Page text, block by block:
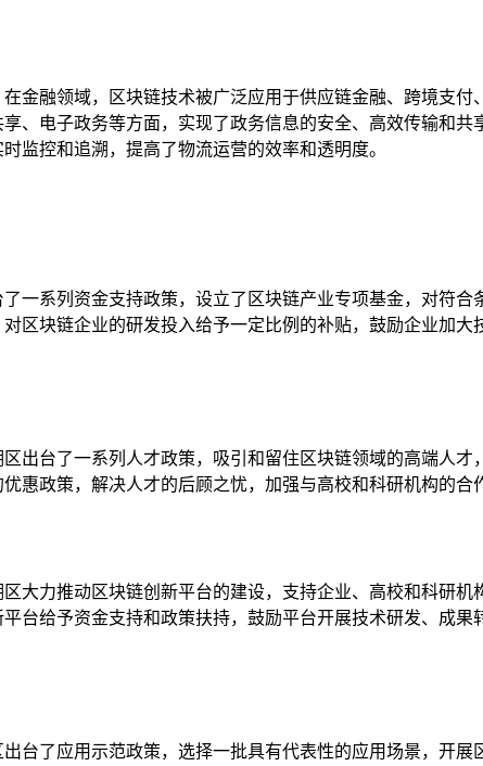
金融领域，区块链技术被广泛应用于供应链金融、跨境支
、电子政务等方面，实现了政务信息的安全、高效传输和
监控和追溯，提高了物流运营的效率和透明度。
一系列资金支持政策，设立了区块链产业专项基金，对符
区块链企业的研发投入给予一定比例的补贴，鼓励企业加
出台了一系列人才政策，吸引和留住区块链领域的高端人
惠政策，解决人才的后顾之忧，加强与高校和科研机构的
大力推动区块链创新平台的建设，支持企业、高校和科研
台给予资金支持和政策扶持，鼓励平台开展技术研发、成
台了应用示范政策，选择一批具有代表性的应用场景，开